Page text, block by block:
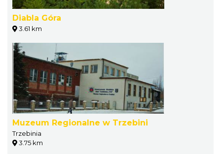
Diabla Góra
3.61 km
Muzeum Regionalne w Trzebini
Trzebinia
3.75 km